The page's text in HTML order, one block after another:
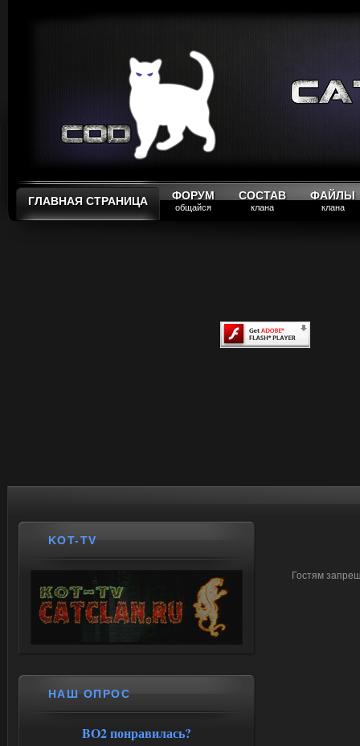
ГЛАВНАЯ СТРАНИЦА ФОРУМ
общайся
СОСТАВ
клана
ФАЙЛЫ
клана
Гостям
KOT-TV
НАШ ОПРОС
BO2 понравилась?